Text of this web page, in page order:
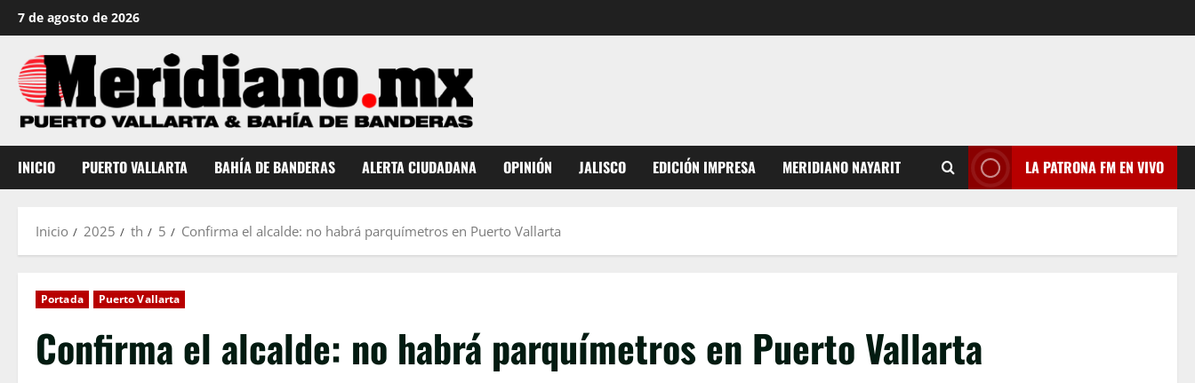
Saltar
al
contenido
7 de agosto de 2026
INICIO PUERTO VALLARTA BAHÍA DE BANDERAS ALERTA CIUDADANA OPINIÓN JALISCO EDICIÓN IMPRESA MERIDIANO NAYARIT LA PATRONA FM EN VIVO
Inicio 2025 th 5 Confirma el alcalde: no habrá parquímetros en Puerto Vallarta
Portada Puerto Vallarta
Confirma el alcalde: no habrá parquímetros en Puerto Vallarta